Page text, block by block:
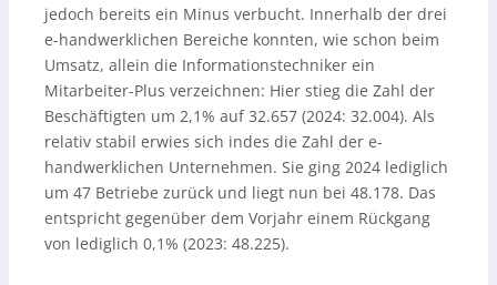
jedoch bereits ein Minus verbucht. Innerhalb der drei
e-handwerklichen Bereiche konnten, wie schon beim
Umsatz, allein die Informationstechniker ein
Mitarbeiter-Plus verzeichnen: Hier stieg die Zahl der
Beschäftigten um 2,1% auf 32.657 (2024: 32.004). Als
relativ stabil erwies sich indes die Zahl der e-
handwerklichen Unternehmen. Sie ging 2024 lediglich
um 47 Betriebe zurück und liegt nun bei 48.178. Das
entspricht gegenüber dem Vorjahr einem Rückgang
von lediglich 0,1% (2023: 48.225).